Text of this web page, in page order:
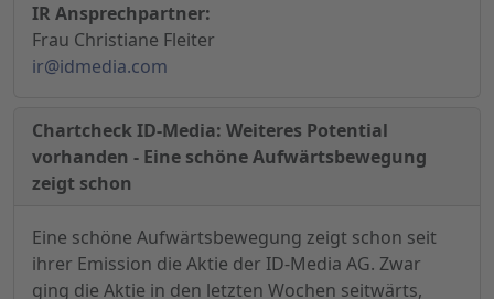
IR Ansprechpartner:
Frau Christiane Fleiter
ir@idmedia.com
Chartcheck ID-Media: Weiteres Potential
vorhanden - Eine schöne Aufwärtsbewegung
zeigt schon
Eine schöne Aufwärtsbewegung zeigt schon seit
ihrer Emission die Aktie der ID-Media AG. Zwar
ging die Aktie in den letzten Wochen seitwärts,